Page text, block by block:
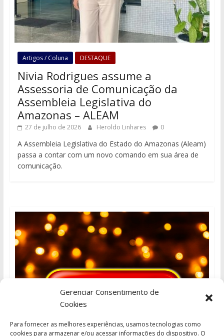
Gerenciar Consentimento de
Cookies
Para fornecer as melhores experiências, usamos tecnologias como
cookies para armazenar e/ou acessar informações do dispositivo. O
Artigos / Coluna DESTAQUE
Nivia Rodrigues assume a
Assessoria de Comunicação da
Assembleia Legislativa do
Amazonas – ALEAM
27 de julho de 2026 Heroldo Linhares 0
A Assembleia Legislativa do Estado do Amazonas (Aleam)
passa a contar com um novo comando em sua área de
comunicação.